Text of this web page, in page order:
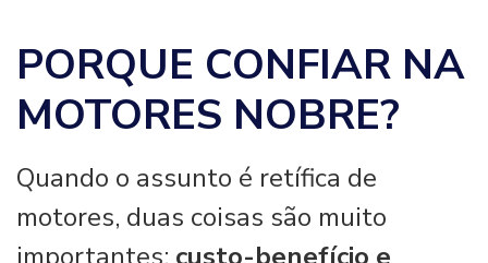
PORQUE CONFIAR NA
MOTORES NOBRE?
Quando o assunto é retífica de
motores, duas coisas são muito